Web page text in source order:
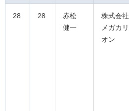
28 28
赤松
健一
株式会社
メガカリ
オン